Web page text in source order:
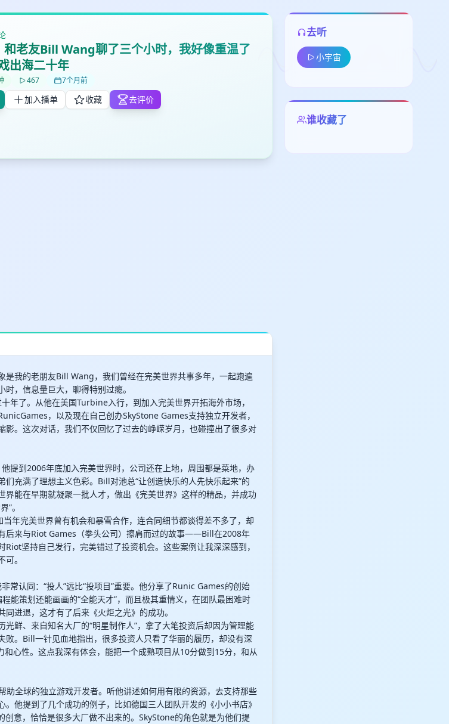
和老友Bill Wang聊了三个小时，我好像重温了
出海二十年
467 7个月前
加入播单 收藏 去评价
是我的老朋友Bill Wang，我们曾经在完美世界共事多年，一起跑遍
，信息量巨大，聊得特别过瘾。
年了。从他在美国Turbine入行，到加入完美世界开拓海外市场，
，以及现在自己创办SkyStone Games支持独立开发者，
影。这次对话，我们不仅回忆了过去的峥嵘岁月，也碰撞出了很多对
提到2006年底加入完美世界时，公司还在上地，周围都是菜地，办
充满了理想主义色彩。Bill对池总“让创造快乐的人先快乐起来”的
界能在早期就凝聚一批人才，做出《完美世界》这样的精品，并成功
”。
年完美世界曾有机会和暴雪合作，连合同细节都谈得差不多了，却
后来与Riot Games（拳头公司）擦肩而过的故事——Bill在2008年
坚持自己发行，完美错过了投资机会。这些案例让我深深感到，
。
常认同：“投人”远比“投项目”重要。他分享了Runic Games的创始
能策划还能画画的“全能天才”，而且极其重情义，在团队最困难时
进退，这才有了后来《火炬之光》的成功。
鲜、来自知名大厂的“明星制作人”，拿了大笔投资后却因为管理能
败。Bill一针见血地指出，很多投资人只看了华丽的履历，却没有深
和心性。这点我深有体会，能把一个成熟项目从10分做到15分，和从
助全球的独立游戏开发者。听他讲述如何用有限的资源，去支持那些
他提到了几个成功的例子，比如德国三人团队开发的《小小书店》
创意，恰恰是很多大厂做不出来的。SkyStone的角色就是为他们提
去听
小宇宙
谁收藏了